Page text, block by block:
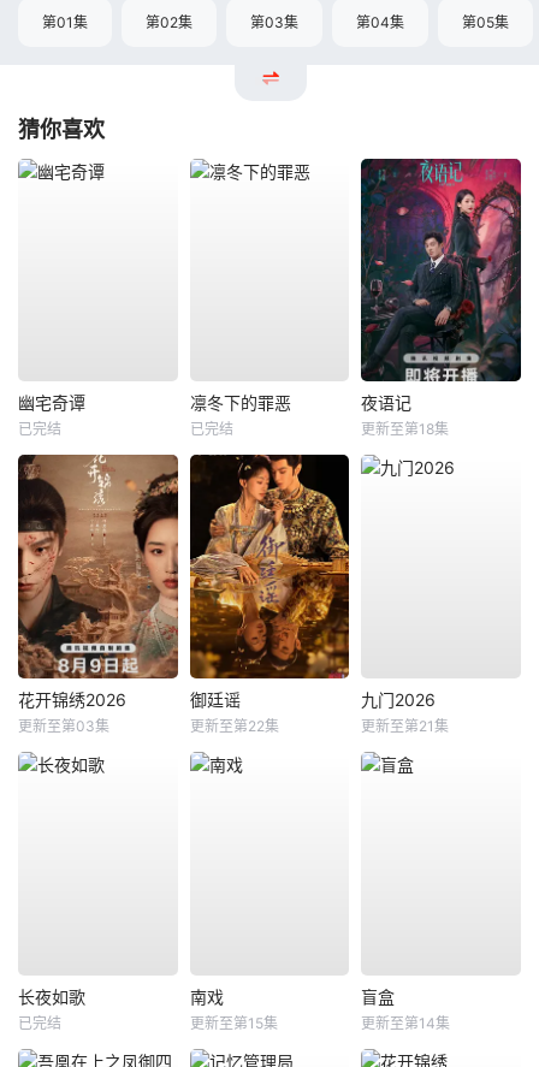
第01集 第02集 第03集 第04集 第05集
猜你喜欢
幽宅奇谭
已完结
凛冬下的罪恶
已完结
夜语记
更新至第18集
花开锦绣2026
更新至第03集
御廷谣
更新至第22集
九门2026
更新至第21集
长夜如歌
已完结
南戏
更新至第15集
盲盒
更新至第14集